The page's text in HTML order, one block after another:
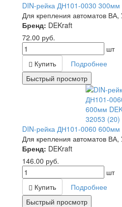
DIN-рейка ДН101-0030 300мм
Для крепления автоматов
Бренд: DEKraft
72.00 руб.
шт
Купить
Подробнее
Быстрый просмотр
DIN-рейка ДН101-0060 600мм
Для крепления автоматов
Бренд: DEKraft
146.00 руб.
шт
Купить
Подробнее
Быстрый просмотр